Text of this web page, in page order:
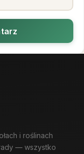
i roślinach
— wszystko